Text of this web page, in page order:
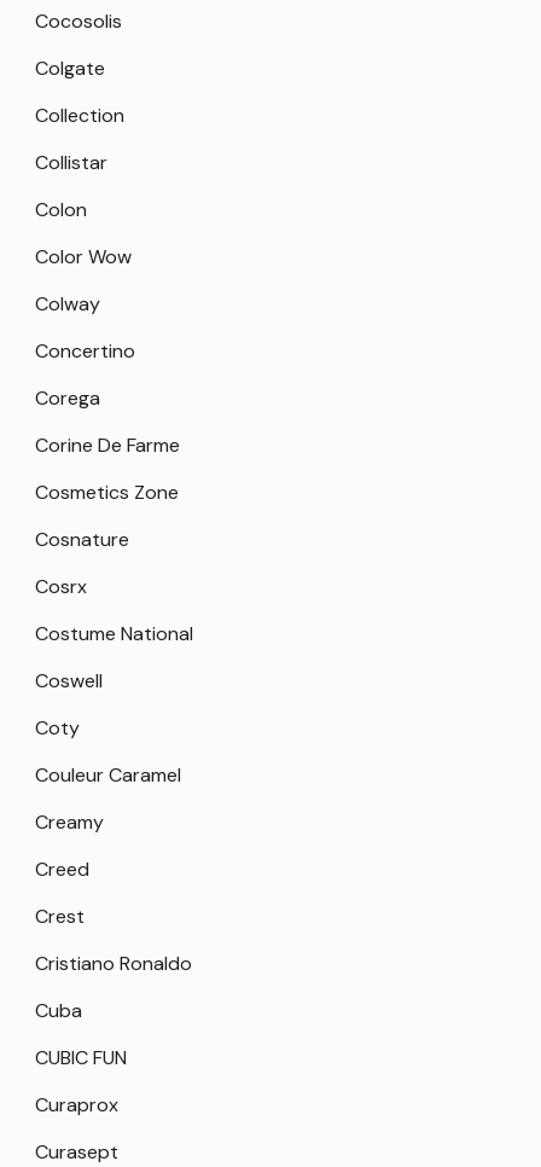
Cocosolis
Colgate
Collection
Collistar
Colon
Color Wow
Colway
Concertino
Corega
Corine De Farme
Cosmetics Zone
Cosnature
Cosrx
Costume National
Coswell
Coty
Couleur Caramel
Creamy
Creed
Crest
Cristiano Ronaldo
Cuba
CUBIC FUN
Curaprox
Curasept